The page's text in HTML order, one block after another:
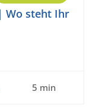
Wo steht Ihr
5 min